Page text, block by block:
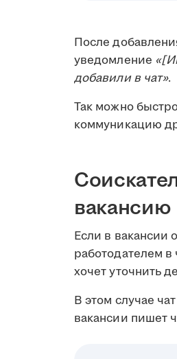
После
уведомление
добавили в чат».
Так можно
коммуникацию
вакансию
Если в вакансии
работодателем в
хочет уточнить
В этом случае
вакансии пишет